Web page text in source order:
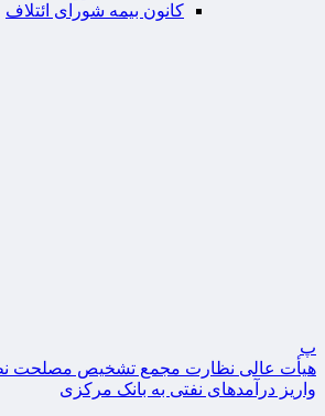
کانون بیمه شورای ائتلاف
پ
هیأت عالی نظارت مجمع تشخیص مصلحت
واریز درآمدهای نفتی به بانک مرکزی